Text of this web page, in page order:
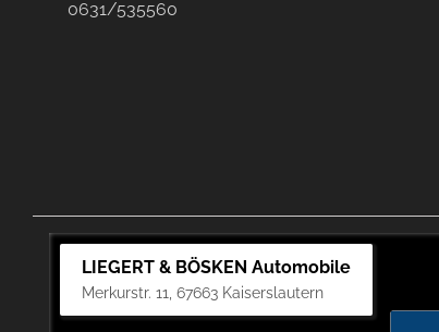
0631/535560
LIEGERT & BÖSKEN Automobile
Merkurstr. 11, 67663 Kaiserslautern